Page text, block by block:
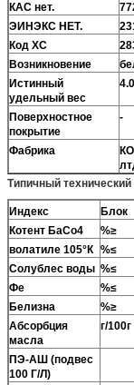
КАС нет.
ЭИНЭКС НЕТ.
Код ХС
Возникновение
Истинный
удельный вес
Поверхностное
покрытие
-
Фабрика
Типичный
Индекс Блок
Котент БаСо4
%≥
волатиле 105°К %≤
Солублес воды %≤
Фе
%≤
Белизна
%≥
Абсорбция
масла
г/100г
ПЭ-АШ (подвес
100 Г/Л)